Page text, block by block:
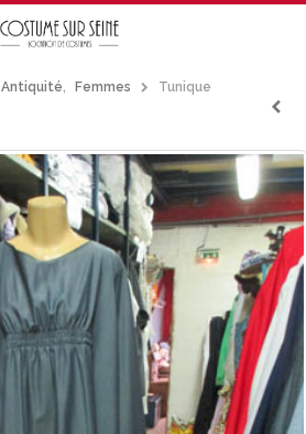
Antiquité, Femmes Tunique